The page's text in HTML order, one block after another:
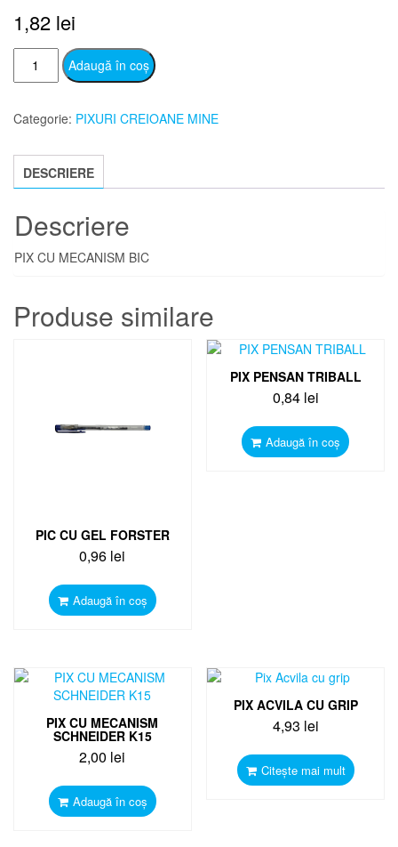
1,82 lei
Cantitate
PIX
MECANISM
Adaugă în coș
Categorie: PIXURI CREIOANE MINE
DESCRIERE
Descriere
PIX CU MECANISM BIC
Produse similare
PIC CU GEL FORSTER
0,96 lei
Adaugă în coș
PIX PENSAN TRIBALL
0,84 lei
Adaugă în coș
PIX CU MECANISM
SCHNEIDER K15
2,00 lei
Adaugă în coș
PIX ACVILA CU GRIP
4,93 lei
Citește mai mult